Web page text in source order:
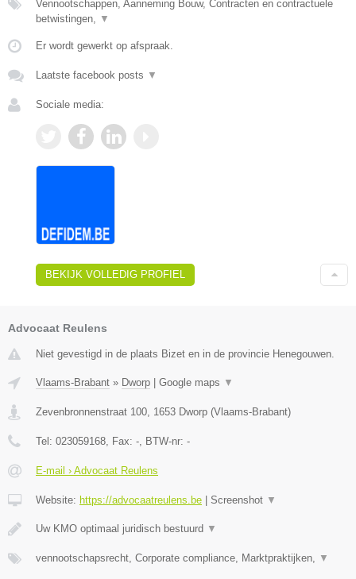
Vennootschappen, Aanneming Bouw, Contracten en contractuele
betwistingen,
▼
Er wordt gewerkt op afspraak.
Laatste facebook posts ▼
Sociale media:
BEKIJK VOLLEDIG PROFIEL
Advocaat Reulens
Niet gevestigd in de plaats Bizet en in de provincie Henegouwen.
Vlaams-Brabant » Dworp Google maps ▼
Zevenbronnenstraat 100 1653 Dworp (Vlaams-Brabant)
Tel: 023059168 , Fax: - , BTW-nr: -
E-mail › Advocaat Reulens
Website: https://advocaatreulens.be Screenshot ▼
Uw KMO optimaal juridisch bestuurd ▼
vennootschapsrecht, Corporate compliance, Marktpraktijken, ▼